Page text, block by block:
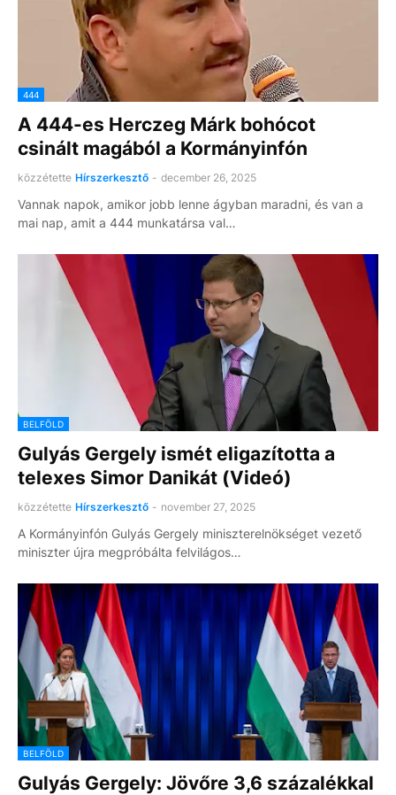
444
A 444-es Herczeg Márk bohócot
csinált magából a Kormányinfón
közzétette Hírszerkesztő - december 26, 2025
Vannak napok, amikor jobb lenne ágyban maradni, és van a
mai nap, amit a 444 munkatársa val…
BELFÖLD
Gulyás Gergely ismét eligazította a
telexes Simor Danikát (Videó)
közzétette Hírszerkesztő - november 27, 2025
A Kormányinfón Gulyás Gergely miniszterelnökséget vezető
miniszter újra megpróbálta felvilágos…
BELFÖLD
Gulyás Gergely: Jövőre 3,6 százalékkal